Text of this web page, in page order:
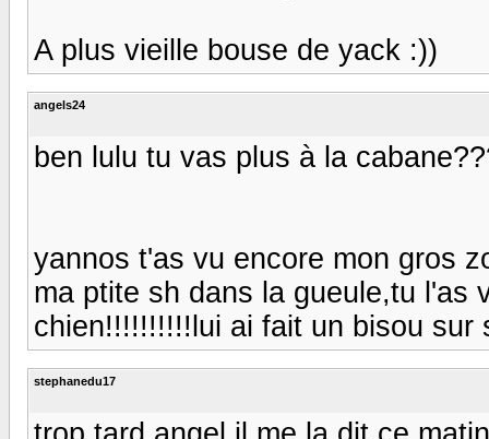
A plus vieille bouse de yack :))
angels24
ben lulu tu vas plus à la
yannos t'as vu encore mon gros
ma ptite sh dans la gueule,tu l'as
chien!!!!!!!!!!lui ai fait un bisou sur
stephanedu17